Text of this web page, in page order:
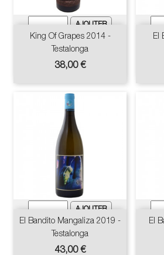
King Of Grapes 2014 -
Testalonga
Prix
38,00 €
El
El Bandito Mangaliza 2019 -
Testalonga
Prix
43,00 €
El